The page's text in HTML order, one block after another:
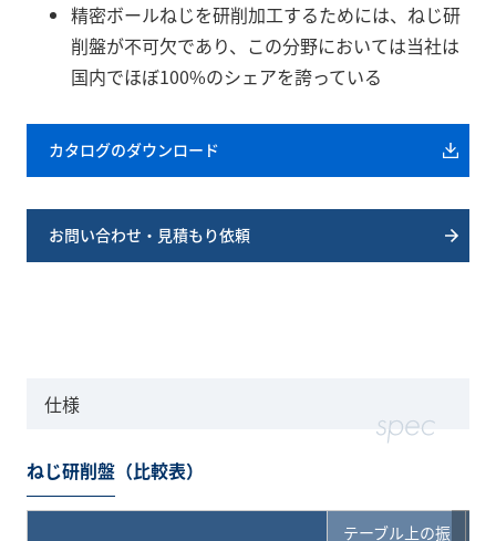
精密ボールねじを研削加工するためには、ねじ研
削盤が不可欠であり、この分野においては当社は
国内でほぼ100%のシェアを誇っている
カタログのダウンロード
お問い合わせ・見積もり依頼
仕様
ねじ研削盤（比較表）
テーブル上の振